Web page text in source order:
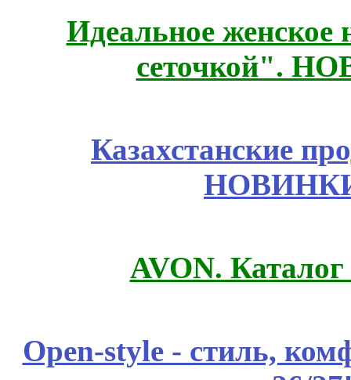
Идеальное женское
сеточкой".
Казахстанские
AVON.
Open-style - стиль,